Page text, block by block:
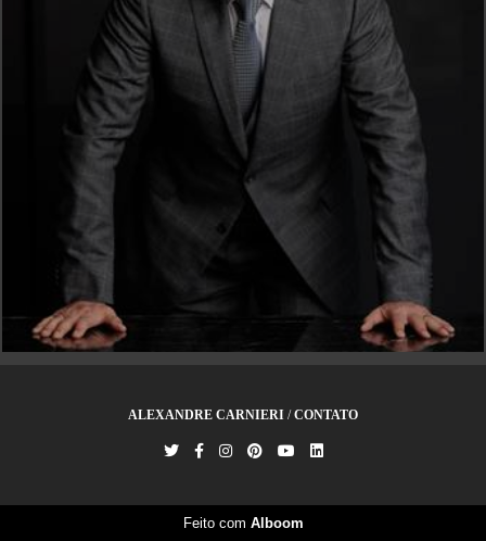
ALEXANDRE CARNIERI /CONTATO
Feito com Alboom